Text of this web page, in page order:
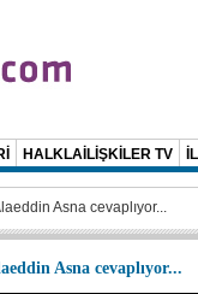
HALKLAİLİŞKİLER TV
Asna cevaplıyor...
Asna cevaplıyor...